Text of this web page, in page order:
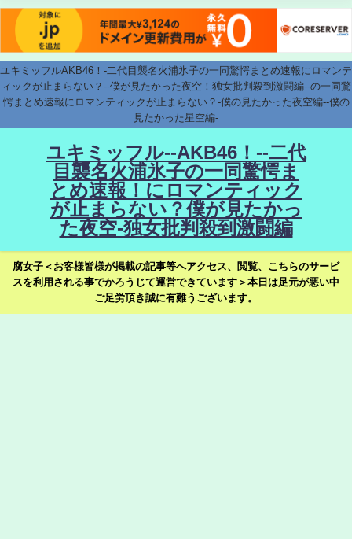
ユキミッフルAKB46！-二代目襲名火浦氷子の一同驚愕まとめ速報にロマンテ
ィックが止まらない？--僕が見たかった夜空！独女批判殺到激闘編--の一同驚
愕まとめ速報にロマンティックが止まらない？-僕の見たかった夜空編--僕の
見たかった星空編-
ユキミッフル--AKB46！--二代
目襲名火浦氷子の一同驚愕ま
とめ速報！にロマンティック
が止まらない？僕が見たかっ
た夜空-独女批判殺到激闘編
腐女子＜お客様皆様が掲載の記事等へアクセス、閲覧、こちらのサービ
スを利用される事でかろうじて運営できています＞本日は足元が悪い中
ご足労頂き誠に有難うございます。